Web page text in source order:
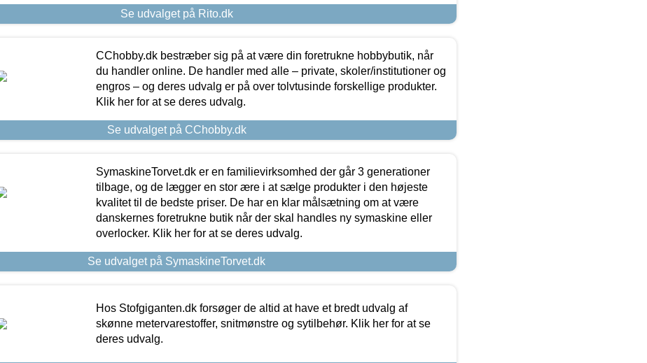
Se udvalget på Rito.dk
CChobby.dk bestræber sig på at være din foretrukne hobbybutik, når
du handler online. De handler med alle – private, skoler/institutioner og
engros – og deres udvalg er på over tolvtusinde forskellige produkter.
Klik her for at se deres udvalg.
Se udvalget på CChobby.dk
SymaskineTorvet.dk er en familievirksomhed der går 3 generationer
tilbage, og de lægger en stor ære i at sælge produkter i den højeste
kvalitet til de bedste priser. De har en klar målsætning om at være
danskernes foretrukne butik når der skal handles ny symaskine eller
overlocker. Klik her for at se deres udvalg.
Se udvalget på SymaskineTorvet.dk
Hos Stofgiganten.dk forsøger de altid at have et bredt udvalg af
skønne metervarestoffer, snitmønstre og sytilbehør. Klik her for at se
deres udvalg.